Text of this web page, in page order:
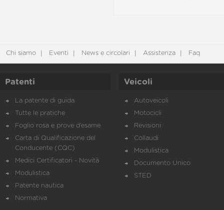
Chi siamo Eventi News e circolari Assistenza Faq
Patenti
La patente di guida
Tutte le pratiche
Foglio rosa e prove d’esame
Carta di Qualificazione del
Conducente (CQC)
Medici Certificatori - Novità
Modulistica
Patente nautica
Normativa
Veicoli
Autoveicoli
Motocicli
Revisioni
Collaudi
Modulistica
Documento Unico
STED